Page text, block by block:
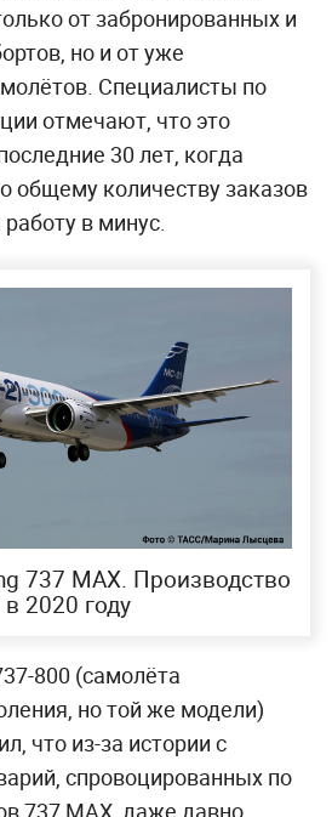
от забронированных и
но и от уже
Специалисты по
отмечают, что это
30 лет, когда
общему количеству заказов
в минус.
737 MAX. Производство
2020 году
800 (самолёта
но той же модели)
что из-за истории с
спровоцированных по
737 МАХ, даже давно